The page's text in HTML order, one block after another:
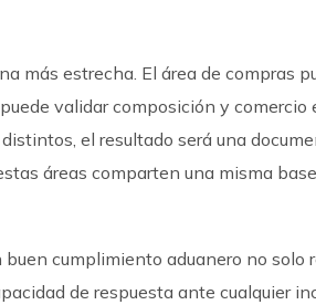
más estrecha. El área de compras
validar composición y
el resultado será una
áreas comparten una misma
cumplimiento aduanero no solo
de respuesta ante cualquier